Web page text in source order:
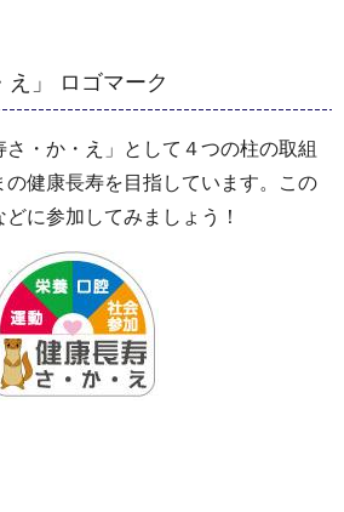
え」 ロゴマーク
・か・え」として４つの柱の取組
の健康長寿を目指しています。この
に参加してみましょう！
動】